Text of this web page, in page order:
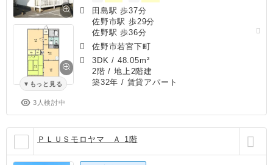
もっと見る
3人検討中
田島駅 歩37分
佐野市駅 歩29分
佐野駅 歩36分
佐野市若宮下町
3DK / 48.05m²
2階 / 地上2階建
築32年 / 賃貸アパート
ＰＬＵＳモロヤマ Ａ 1階